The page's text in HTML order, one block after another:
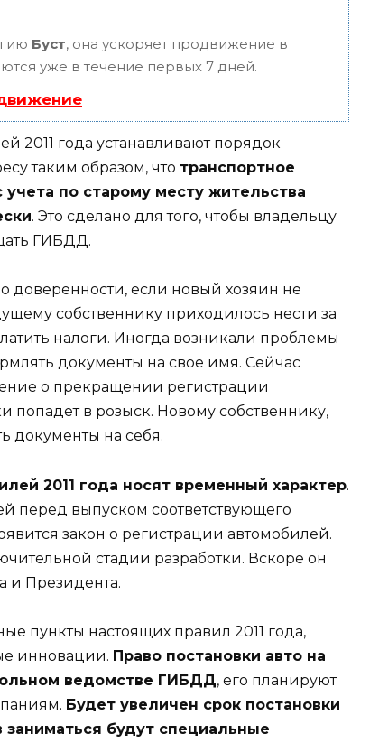
Буст, она ускоряет продвижение в
уже в течение первых 7 дней.
2011 года устанавливают порядок
таким образом, что транспортное
по старому месту жительства
. Это сделано для того, чтобы владельцу
ГИБДД.
доверенности, если новый хозяин не
собственнику приходилось нести за
налоги. Иногда возникали проблемы
документы на свое имя. Сейчас
о прекращении регистрации
попадет в розыск. Новому собственнику,
документы на себя.
2011 года носят временный характер.
перед выпуском соответствующего
закон о регистрации автомобилей.
стадии разработки. Вскоре он
и Президента.
пункты настоящих правил 2011 года,
инновации. Право постановки авто на
ведомстве ГИБДД, его планируют
Будет увеличен срок постановки
будут специальные